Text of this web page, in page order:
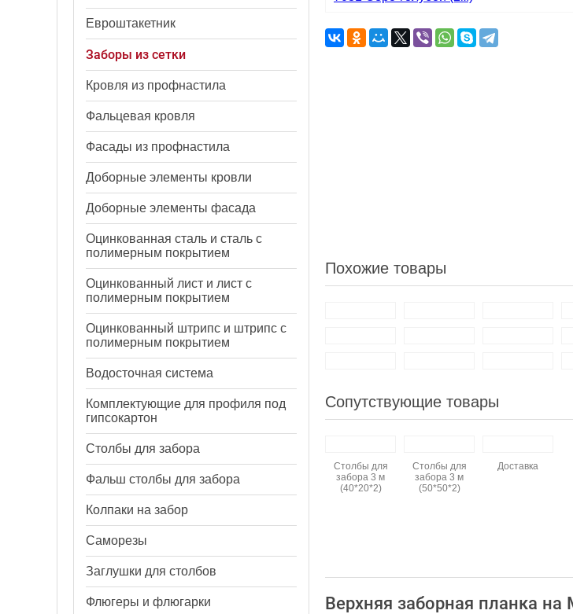
Евроштакетник
Заборы из сетки
Кровля из профнастила
Фальцевая кровля
Фасады из профнастила
Доборные элементы кровли
Доборные элементы фасада
Оцинкованная сталь и сталь с
полимерным покрытием
Оцинкованный лист и лист с
полимерным покрытием
Оцинкованный штрипс и штрипс с
полимерным покрытием
Водосточная система
Комплектующие для профиля под
гипсокартон
Столбы для забора
Фальш столбы для забора
Колпаки на забор
Cаморезы
Заглушки для столбов
Флюгеры и флюгарки
Похожие товары
Сопутствующие товары
Столбы для
забора 3 м
(40*20*2)
Столбы для
забора 3 м
(50*50*2)
Доставка
Верхняя заборная планка